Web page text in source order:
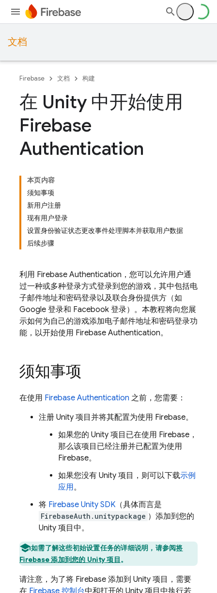
文档
Firebase 文档 构建
在 Unity 中开始使用
Firebase
Authentication
本页内容
须知事项
新用户注册
现有用户登录
设置身份验证状态更改事件处理脚本并获取用户数据
后续步骤
利用 Firebase Authentication ，您可以允许用户通
过一种或多种登录方式登录到您的游戏，其中包括电
子邮件地址和密码登录以及联合身份提供方（如
Google 登录和 Facebook 登录）。本教程将向您展
示如何为自己的游戏添加电子邮件地址和密码登录功
能，以开始使用 Firebase Authentication。
须知事项
在使用 Firebase Authentication 之前，您需要：
注册 Unity 项目并将其配置为使用 Firebase。
如果您的 Unity 项目已在使用 Firebase，
那么该项目已经注册并已配置为使用
Firebase。
如果您没有 Unity 项目，则可以下载示例
应用。
将 Firebase Unity SDK （具体而言是
FirebaseAuth.unitypackage ）添加到您的
Unity 项目中。
如需了解这些初始设置任务的详细说明，请参阅将
Firebase 添加到您的 Unity 项目。
请注意，为了将 Firebase 添加到 Unity 项目，需要
在 Firebase 控制台中和打开的 Unity 项目中执行若